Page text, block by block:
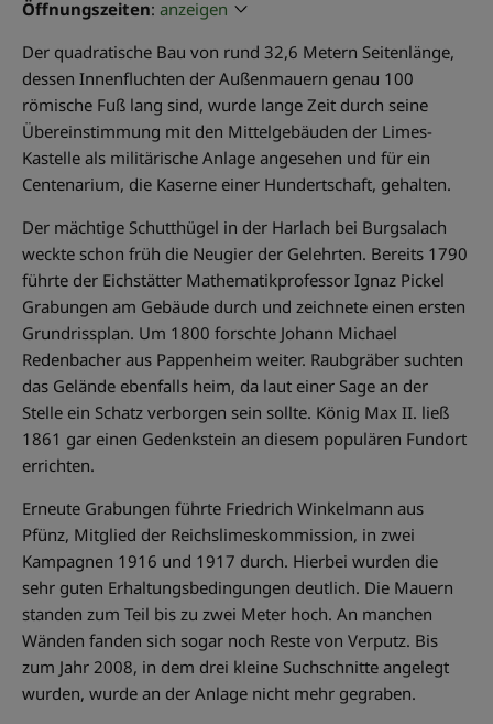
Öffnungszeiten: anzeigen
Der quadratische Bau von rund 32,6 Metern Seitenlänge,
dessen Innenfluchten der Außenmauern genau 100
römische Fuß lang sind, wurde lange Zeit durch seine
Übereinstimmung mit den Mittelgebäuden der Limes-
Kastelle als militärische Anlage angesehen und für ein
Centenarium, die Kaserne einer Hundertschaft, gehalten.
Der mächtige Schutthügel in der Harlach bei Burgsalach
weckte schon früh die Neugier der Gelehrten. Bereits 1790
führte der Eichstätter Mathematikprofessor Ignaz Pickel
Grabungen am Gebäude durch und zeichnete einen ersten
Grundrissplan. Um 1800 forschte Johann Michael
Redenbacher aus Pappenheim weiter. Raubgräber suchten
das Gelände ebenfalls heim, da laut einer Sage an der
Stelle ein Schatz verborgen sein sollte. König Max II. ließ
1861 gar einen Gedenkstein an diesem populären Fundort
errichten.
Erneute Grabungen führte Friedrich Winkelmann aus
Pfünz, Mitglied der Reichslimeskommission, in zwei
Kampagnen 1916 und 1917 durch. Hierbei wurden die
sehr guten Erhaltungsbedingungen deutlich. Die Mauern
standen zum Teil bis zu zwei Meter hoch. An manchen
Wänden fanden sich sogar noch Reste von Verputz. Bis
zum Jahr 2008, in dem drei kleine Suchschnitte angelegt
wurden, wurde an der Anlage nicht mehr gegraben.